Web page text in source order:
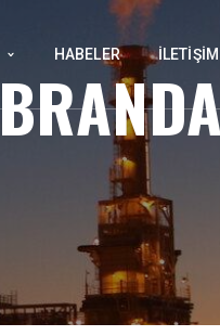
HABELER İLETIŞIM